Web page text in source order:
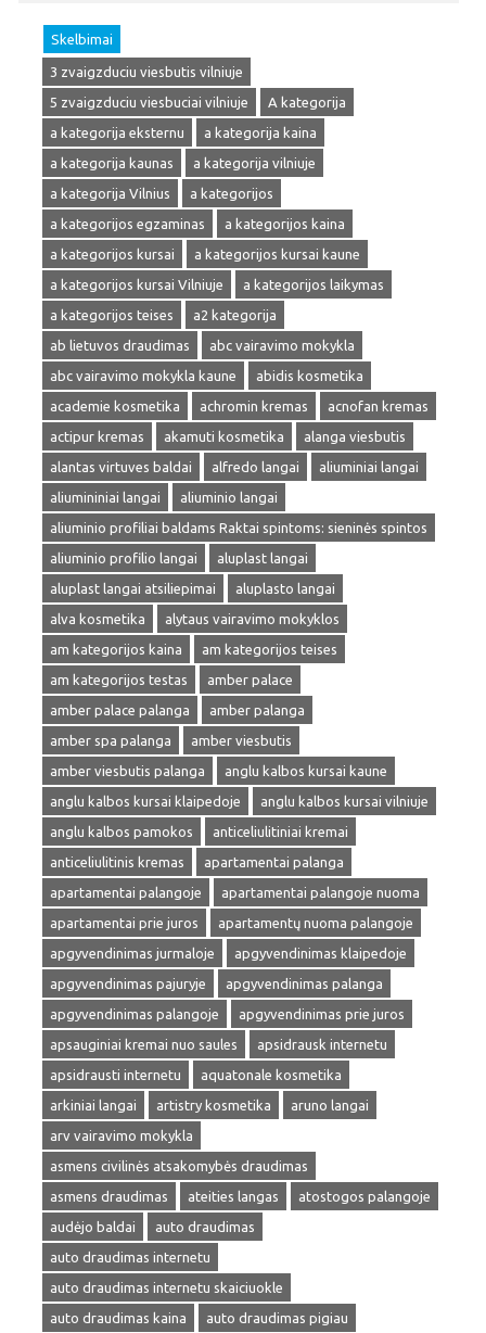
Skelbimai
3 zvaigzduciu viesbutis vilniuje
5 zvaigzduciu viesbuciai vilniuje
A kategorija
a kategorija eksternu
a kategorija kaina
a kategorija kaunas
a kategorija vilniuje
a kategorija Vilnius
a kategorijos
a kategorijos egzaminas
a kategorijos kaina
a kategorijos kursai
a kategorijos kursai kaune
a kategorijos kursai Vilniuje
a kategorijos laikymas
a kategorijos teises
a2 kategorija
ab lietuvos draudimas
abc vairavimo mokykla
abc vairavimo mokykla kaune
abidis kosmetika
academie kosmetika
achromin kremas
acnofan kremas
actipur kremas
akamuti kosmetika
alanga viesbutis
alantas virtuves baldai
alfredo langai
aliuminiai langai
aliumininiai langai
aliuminio langai
aliuminio profiliai baldams Raktai spintoms: sieninės spintos
aliuminio profilio langai
aluplast langai
aluplast langai atsiliepimai
aluplasto langai
alva kosmetika
alytaus vairavimo mokyklos
am kategorijos kaina
am kategorijos teises
am kategorijos testas
amber palace
amber palace palanga
amber palanga
amber spa palanga
amber viesbutis
amber viesbutis palanga
anglu kalbos kursai kaune
anglu kalbos kursai klaipedoje
anglu kalbos kursai vilniuje
anglu kalbos pamokos
anticeliulitiniai kremai
anticeliulitinis kremas
apartamentai palanga
apartamentai palangoje
apartamentai palangoje nuoma
apartamentai prie juros
apartamentų nuoma palangoje
apgyvendinimas jurmaloje
apgyvendinimas klaipedoje
apgyvendinimas pajuryje
apgyvendinimas palanga
apgyvendinimas palangoje
apgyvendinimas prie juros
apsauginiai kremai nuo saules
apsidrausk internetu
apsidrausti internetu
aquatonale kosmetika
arkiniai langai
artistry kosmetika
aruno langai
arv vairavimo mokykla
asmens civilinės atsakomybės draudimas
asmens draudimas
ateities langas
atostogos palangoje
audėjo baldai
auto draudimas
auto draudimas internetu
auto draudimas internetu skaiciuokle
auto draudimas kaina
auto draudimas pigiau